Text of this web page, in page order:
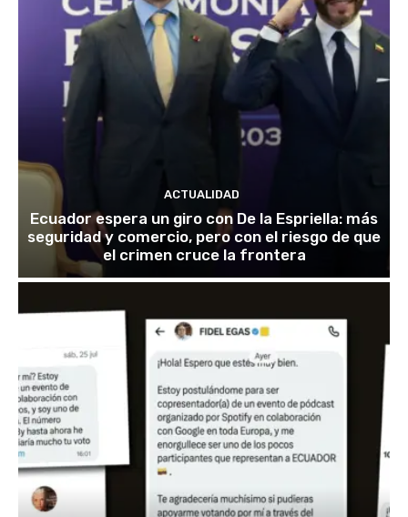
ACTUALIDAD
Ecuador espera un giro con De la Espriella: más
seguridad y comercio, pero con el riesgo de que
el crimen cruce la frontera